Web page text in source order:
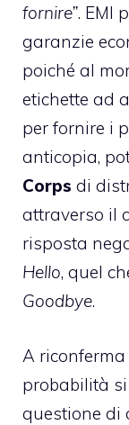
fornire”. EMI
garanzie
poiché al
etichette ad
per fornire i
anticopia,
Corps di
attraverso il
risposta
Hello, quel
Goodbye.
A
probabilità
questione di